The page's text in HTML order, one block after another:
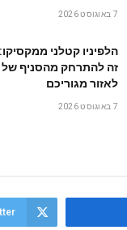
7 באוגוסט 2026
הלפיניו קטלני
זה להתרחק מהסניף של
לאזור מגוריכם
7 באוגוסט 2026